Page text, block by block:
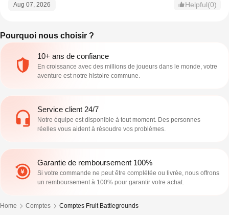
Aug 07, 2026 Helpful(0)
Pourquoi nous choisir ?
10+ ans de confiance
En croissance avec des millions de joueurs dans le monde, votre
aventure est notre histoire commune.
Service client 24/7
Notre équipe est disponible à tout moment. Des personnes
réelles vous aident à résoudre vos problèmes.
Garantie de remboursement 100%
Si votre commande ne peut être complétée ou livrée, nous offrons
un remboursement à 100% pour garantir votre achat.
Home Comptes Comptes Fruit Battlegrounds